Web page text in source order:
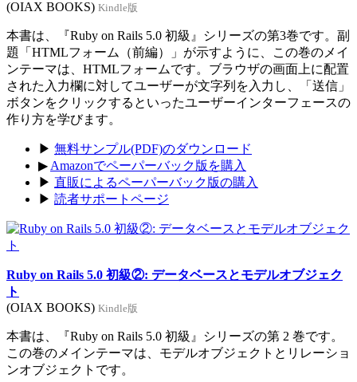
(OIAX BOOKS) Kindle版
本書は、『Ruby on Rails 5.0 初級』シリーズの第3巻です。副
題「HTMLフォーム（前編）」が示すように、この巻のメイ
ンテーマは、HTMLフォームです。ブラウザの画面上に配置
された入力欄に対してユーザーが文字列を入力し、「送信」
ボタンをクリックするといったユーザーインターフェースの
作り方を学びます。
▶ 無料サンプル(PDF)のダウンロード
▶ Amazonでペーパーバック版を購入
▶ 直販によるペーパーバック版の購入
▶ 読者サポートページ
Ruby on Rails 5.0 初級②: データベースとモデルオブジェク
ト
(OIAX BOOKS) Kindle版
本書は、『Ruby on Rails 5.0 初級』シリーズの第 2 巻です。
この巻のメインテーマは、モデルオブジェクトとリレーショ
ンオブジェクトです。